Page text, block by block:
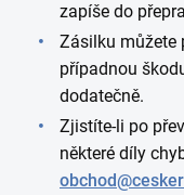
zapíše do
Zásilku můžete
případnou
dodatečně.
Zjistíte-li po
některé díly